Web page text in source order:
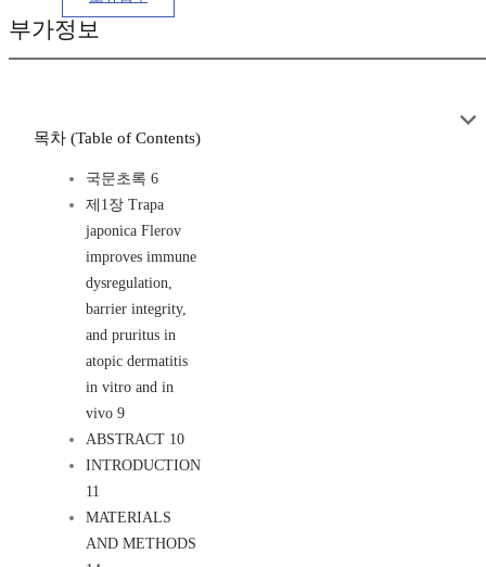
부가정보
목차 (Table of Contents)
국문초록 6
제1장 Trapa
japonica Flerov
improves immune
dysregulation,
barrier integrity,
and pruritus in
atopic dermatitis
in vitro and in
vivo 9
ABSTRACT 10
INTRODUCTION
11
MATERIALS
AND METHODS